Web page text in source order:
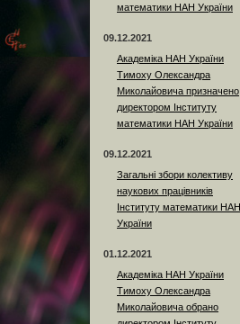
математики НАН України
09.12.2021
Академіка НАН України
Тимоху Олександра
Миколайовича призначено
директором Інституту
математики НАН України
09.12.2021
Загальні збори колективу
наукових працівників
Інституту математики НАН
України
01.12.2021
Академіка НАН України
Тимоху Олександра
Миколайовича обрано